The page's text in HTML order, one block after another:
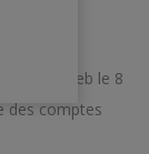
site web le 8
des comptes